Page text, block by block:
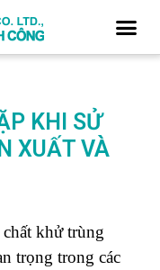
KHI SỬ
XUẤT VÀ
khử trùng
trọng trong các